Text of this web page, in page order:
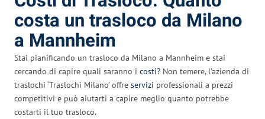
costa un trasloco da Milano
a Mannheim
Stai pianificando un trasloco da Milano a Mannheim e stai
cercando di capire quali saranno i costi? Non temere, l’azienda di
traslochi ‘Traslochi Milano’ offre servizi professionali a prezzi
competitivi e può aiutarti a capire meglio quanto potrebbe
costarti il tuo trasloco.